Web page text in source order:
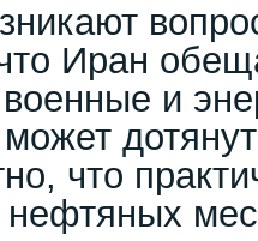
Иран
и
что
нефтяных